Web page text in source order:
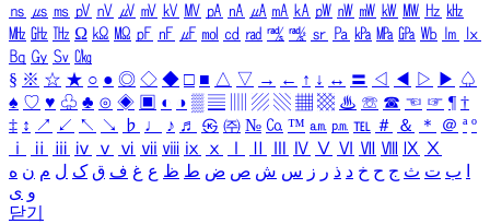
㎱ ㎲ ㎳ ㎴ ㎵ ㎶ ㎷ ㎸ ㎹ ㎀ ㎁ ㎂ ㎃ ㎄ ㎺ ㎻ ㎽ ㎾ ㎿ ㎐ ㎑
㎒ ㎓ ㎔ Ω ㏀ ㏁ ㎊ ㎋ ㎌ ㏖ ㏅ ㎭ ㎮ ㎯ ㏛ ㎩ ㎪ ㎫ ㎬ ㏝ ㏐
㏓
㏃ ㏉ ㏜ ㏆
§ ※ ☆ ★ ○ ● ◎ ◇ ◆ □ ■ △ ▽ → ← ↑ ↓ ↔ 〓 ◁ ◀ ▷ ▶ ♤
♠ ♡ ♥ ♧ ♣ ⊙ ◈ ▣ ◐ ◑ ▒ ▤ ▨ ▧ ▦ ▩ ♨ ☏ ☎ ☜ ☞ ¶ †
‡ ↕ ↗ ↙ ↖ ↘ ♭ ♩ ♪ ♬ ㉿ ㈜ № ㏇ ™ ㏂ ㏘ ℡ ＃ ＆ ＊ ＠ ª º
ⅰ
ⅱ ⅲ ⅳ ⅴ ⅵ ⅶ ⅷ ⅸ ⅹ Ⅳ Ⅴ Ⅵ Ⅶ Ⅷ Ⅸ Ⅹ
ب ت ث ج ح خ د ذ ر ز س ش ص ض ط ظ ع غ ف ق ک ل م ن ه
و ی
닫기